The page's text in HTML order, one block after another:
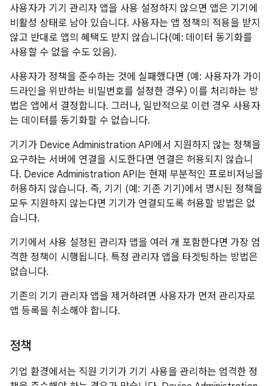
사용자가 기기 관리자 앱을 사용 설정하지 않으면 앱은 기기에
비활성 상태로 남아 있습니다. 사용자는 앱 정책의 적용을 받지
않고 반대로 앱의 혜택도 받지 않습니다(예: 데이터 동기화를
사용할 수 없을 수도 있음).
사용자가 정책을 준수하는 것에 실패했다면 (예: 사용자가 가이
드라인을 위반하는 비밀번호를 설정한 경우) 이를 처리하는 방
법은 앱에서 결정합니다. 그러나, 일반적으로 이런 경우 사용자
는 데이터를 동기화할 수 없습니다.
기기가 Device Administration API에서 지원하지 않는 정책을
요구하는 서버에 연결을 시도한다면 연결은 허용되지 않습니
다. Device Administration API는 현재 부분적인 프로비저닝을
허용하지 않습니다. 즉, 기기 (예: 기존 기기)에서 명시된 정책을
모두 지원하지 않는다면 기기가 연결되도록 허용할 방법은 없
습니다.
기기에서 사용 설정된 관리자 앱을 여러 개 포함한다면 가장 엄
격한 정책이 시행됩니다. 특정 관리자 앱을 타겟팅하는 방법은
없습니다.
기존의 기기 관리자 앱을 제거하려면 사용자가 먼저 관리자로
앱 등록을 취소해야 합니다.
정책
기업 환경에서는 직원 기기가 기기 사용을 관리하는 엄격한 정